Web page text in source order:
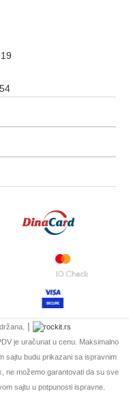
|
je uračunat u cenu. Maksimalno
sajtu budu prikazani sa ispravnim
ne možemo garantovati da su sve
sajtu u potpunosti ispravne.